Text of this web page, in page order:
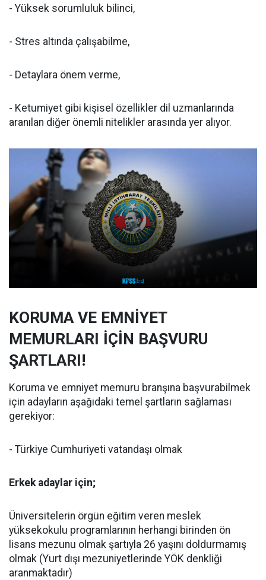
- Yüksek sorumluluk bilinci,
- Stres altında çalışabilme,
- Detaylara önem verme,
- Ketumiyet gibi kişisel özellikler dil uzmanlarında
aranılan diğer önemli nitelikler arasında yer alıyor.
KORUMA VE EMNİYET
MEMURLARI İÇİN BAŞVURU
ŞARTLARI!
Koruma ve emniyet memuru branşına başvurabilmek
için adayların aşağıdaki temel şartların sağlaması
gerekiyor:
- Türkiye Cumhuriyeti vatandaşı olmak
Erkek adaylar için;
Üniversitelerin örgün eğitim veren meslek
yüksekokulu programlarının herhangi birinden ön
lisans mezunu olmak şartıyla 26 yaşını doldurmamış
olmak (Yurt dışı mezuniyetlerinde YÖK denkliği
aranmaktadır)